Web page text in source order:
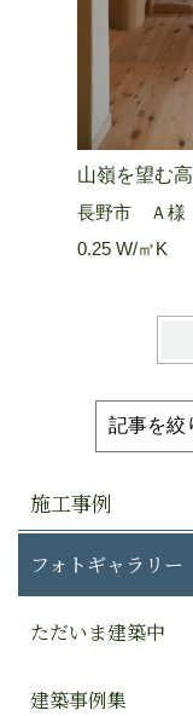
山嶺を望む
長野市 Ａ様
0.25 W/㎡K
施工事例
フォトギャラリー
ただいま建築中
建築事例集